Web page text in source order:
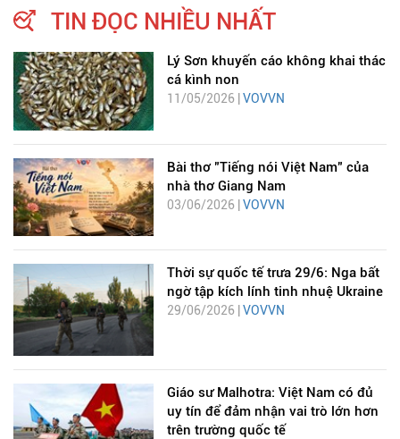
TIN ĐỌC NHIỀU NHẤT
Lý Sơn khuyến cáo không khai thác
cá kình non
11/05/2026 | VOVVN
Bài thơ "Tiếng nói Việt Nam" của
nhà thơ Giang Nam
03/06/2026 |VOVVN
Thời sự quốc tế trưa 29/6: Nga bất
ngờ tập kích lính tinh nhuệ Ukraine
29/06/2026 | VOVVN
Giáo sư Malhotra: Việt Nam có đủ
uy tín để đảm nhận vai trò lớn hơn
trên trường quốc tế